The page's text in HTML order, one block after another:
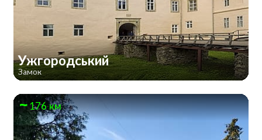
Ужгородський
Замок
176 км